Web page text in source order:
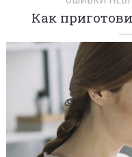
Как